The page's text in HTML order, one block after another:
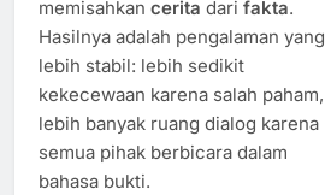
memisahkan cerita dari fakta.
Hasilnya adalah pengalaman yang
lebih stabil: lebih sedikit
kekecewaan karena salah paham,
lebih banyak ruang dialog karena
semua pihak berbicara dalam
bahasa bukti.